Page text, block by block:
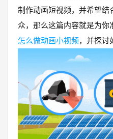
制作动画短视频，并希望
众，那么这篇内容就是为
怎么做动画小视频，并探讨